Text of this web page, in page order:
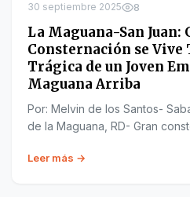
30 septiembre 2025 8
La Maguana-San Juan:
Consternación se Vive
Trágica de un Joven
Maguana Arriba
Por: Melvin de los Santos-
de la Maguana, RD- Gran
Leer más →